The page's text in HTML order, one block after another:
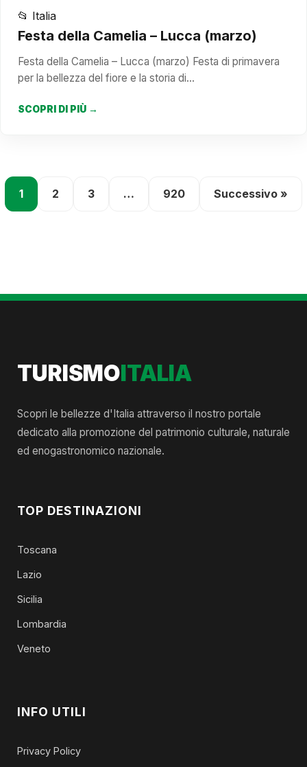
📂 Italia
Festa della Camelia – Lucca (marzo)
Festa della Camelia – Lucca (marzo) Festa di primavera
per la bellezza del fiore e la storia di…
SCOPRI DI PIÙ →
1 2 3 … 920 Successivo »
TURISMOITALIA
Scopri le bellezze d'Italia attraverso il nostro portale
dedicato alla promozione del patrimonio culturale, naturale
ed enogastronomico nazionale.
TOP DESTINAZIONI
Toscana
Lazio
Sicilia
Lombardia
Veneto
INFO UTILI
Privacy Policy